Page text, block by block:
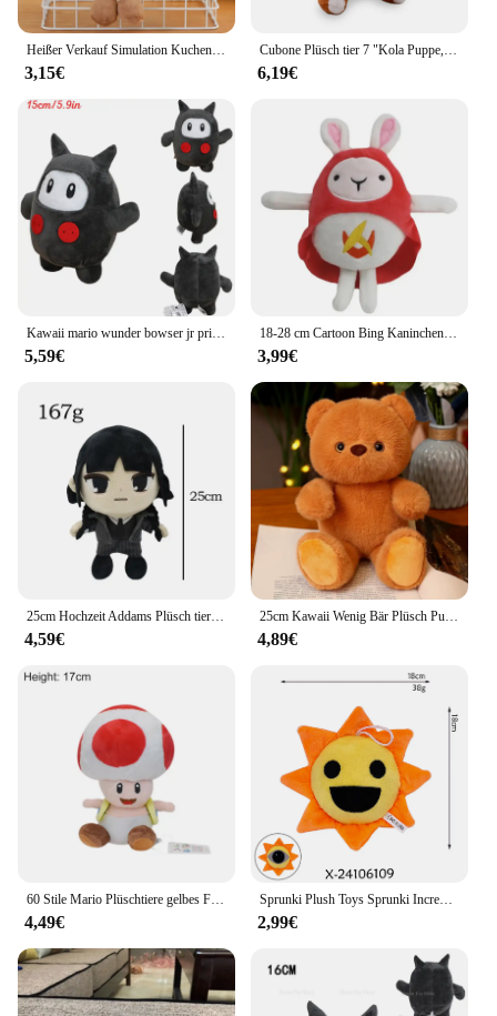
Heißer Verkauf Simulation Kuchen Plüsch Hochzeits torte Spielzeug gefüllt niedlichen Eis Snack Dekoration Geburtstags feier Geschenk für Kind
3,15€
Cubone Plüsch tier 7 "Kola Puppe, All Star Collection Cartoon-Spiel für Geburtstags geschenk gefüllt
6,19€
Kawaii mario wunder bowser jr prinzessin pfirsich gänseblümchen plüschtiere niedlich diddy kong ninji kuscheltiere peluche puppen festival geschenke
5,59€
18-28 cm Cartoon Bing Kaninchen Plüsch Spielzeug Bing Freunde Flop Sula Elefant Panda Bär Stofftier Puppe Für kinder Weihnachten geschenk
3,99€
25cm Hochzeit Addams Plüsch tier das Ding Hand Addams Familie weich ausgestopfte Puppe Figur Kissen Überraschung geschenk für Jungen Mädchen
4,59€
25cm Kawaii Wenig Bär Plüsch Puppe Spielzeug Nette Kuscheltiere Weiche Baby Beruhigende Spielzeug Schlafen Kissen Geschenke für Kinder mädchen Spielzeug
4,89€
60 Stile Mario Plüschtiere gelbes Feuer Blume Stern schüchtern Kerl Boo Koopa Troopa Waluigi Goomba Kröte Nabbit Diddy Kong gefüllt Plüsch
4,49€
Sprunki Plush Toys Sprunki Incredibox Plush Doll Sprunki Game Cartoon Pillow Kids Birthday Gifts Stuffed Dolls Christmas Gift
2,99€